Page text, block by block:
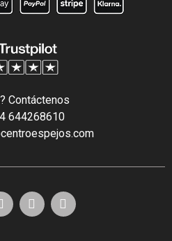
Contáctenos
644268610